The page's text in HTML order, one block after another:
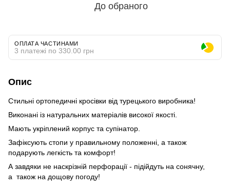
До обраного
ОПЛАТА ЧАСТИНАМИ
3 платежі по 330.00 грн
Опис
Стильні ортопедичні кросівки від турецького виробника!
Виконані із натуральних матеріалів високої якості.
Мають укріплений корпус та супінатор.
Зафіксують стопи у правильному положенні, а також
подарують легкість та комфорт!
А завдяки не наскрізній перфорації - підійдуть на сонячну,
а також на дощову погоду!